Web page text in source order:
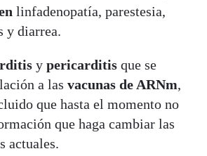
linfadenopatía, parestesia,
y diarrea.
y pericarditis que se
a las vacunas de ARNm,
que hasta el momento no
que haga cambiar las
actuales.